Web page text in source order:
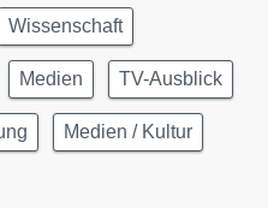
Wissenschaft
Medien TV-Ausblick
Medien / Kultur